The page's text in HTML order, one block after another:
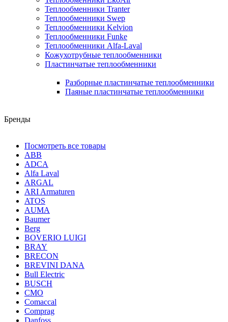
Теплообменники Tranter
Теплообменники Swep
Теплообменники Kelvion
Теплообменники Funke
Теплообменники Alfa-Laval
Кожухотрубные теплообменники
Пластинчатые теплообменники
Разборные пластинчатые теплообменники
Паяные пластинчатые теплообменники
Бренды
Посмотреть все товары
ABB
ADCA
Alfa Laval
ARGAL
ARI Armaturen
ATOS
AUMA
Baumer
Berg
BOVERIO LUIGI
BRAY
BRECON
BREVINI DANA
Bull Electric
BUSCH
CMO
Comaccal
Comprag
Danfoss